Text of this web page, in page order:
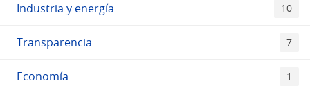
Industria y energía 10
Transparencia 7
Economía 1